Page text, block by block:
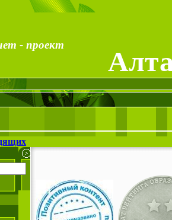
проект